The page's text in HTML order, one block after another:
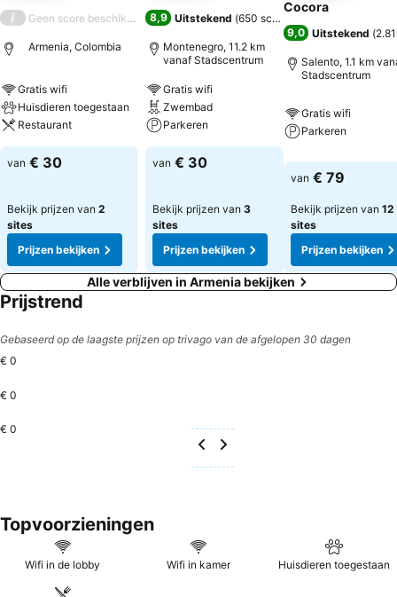
/ Geen score beschikbaar
Armenia, Colombia
Gratis wifi
Huisdieren toegestaan
Restaurant
van € 30
Bekijk prijzen van 2
sites
Prijzen bekijken
8,9 Uitstekend (650 scores
Montenegro, 11.2 km
vanaf Stadscentrum
Gratis wifi
Zwembad
Parkeren
van € 30
Bekijk prijzen van 3
sites
Prijzen bekijken
Cocora
9,0 Uitstekend (
Salento, 1.1 km
Stadscentrum
Gratis wifi
Parkeren
van € 79
Bekijk prijzen van 12
sites
Prijzen bekijken
Alle verblijven in Armenia bekijken
Prijstrend
Gebaseerd op de laagste prijzen op trivago van de afgelopen 30 dagen
€ 0
€ 0
€ 0
Topvoorzieningen
Wifi in de lobby Wifi in kamer Huisdieren toegestaan